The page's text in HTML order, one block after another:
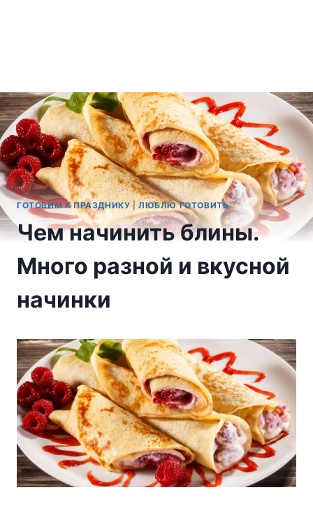
ГОТОВИМ К ПРАЗДНИКУ|ЛЮБЛЮ ГОТОВИТЬ
Чем начинить блины.
Много разной и вкусной
начинки